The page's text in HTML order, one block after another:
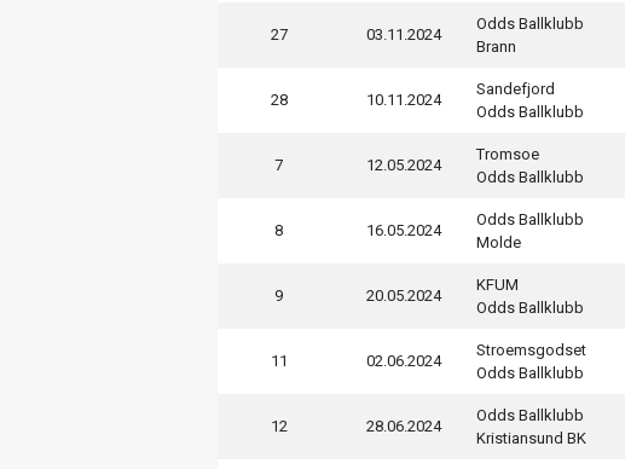
27 03.11.2024
Odds Ballklubb
Brann
28 10.11.2024
Sandefjord
Odds Ballklubb
7 12.05.2024
Tromsoe
Odds Ballklubb
8 16.05.2024
Odds Ballklubb
Molde
9 20.05.2024
KFUM
Odds Ballklubb
11 02.06.2024
Stroemsgodset
Odds Ballklubb
12 28.06.2024
Odds Ballklubb
Kristiansund BK